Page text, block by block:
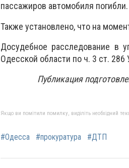
пассажиров автомобиля
Также установлено, что на
Досудебное расследование в
Одесской области по ч. 3 ст. 286
Публикация
Якщо ви помітили помилку, виділіть необхідний
#Одесса #прокуратура #ДТП